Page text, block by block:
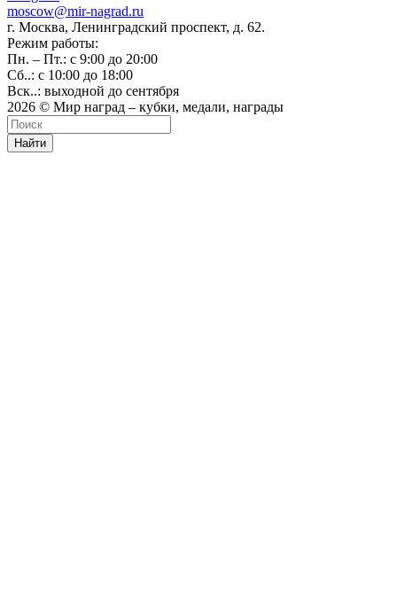
moscow@mir-nagrad.ru
г. Москва, Ленинградский проспект, д. 62.
Режим работы:
Пн. – Пт.: с 9:00 до 20:00
Сб..: с 10:00 до 18:00
Вск..: выходной до сентября
2026 © Мир наград – кубки, медали, награды
Найти